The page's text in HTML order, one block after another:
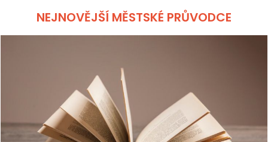
NEJNOVĚJŠÍ MĚSTSKÉ PRŮVODCE